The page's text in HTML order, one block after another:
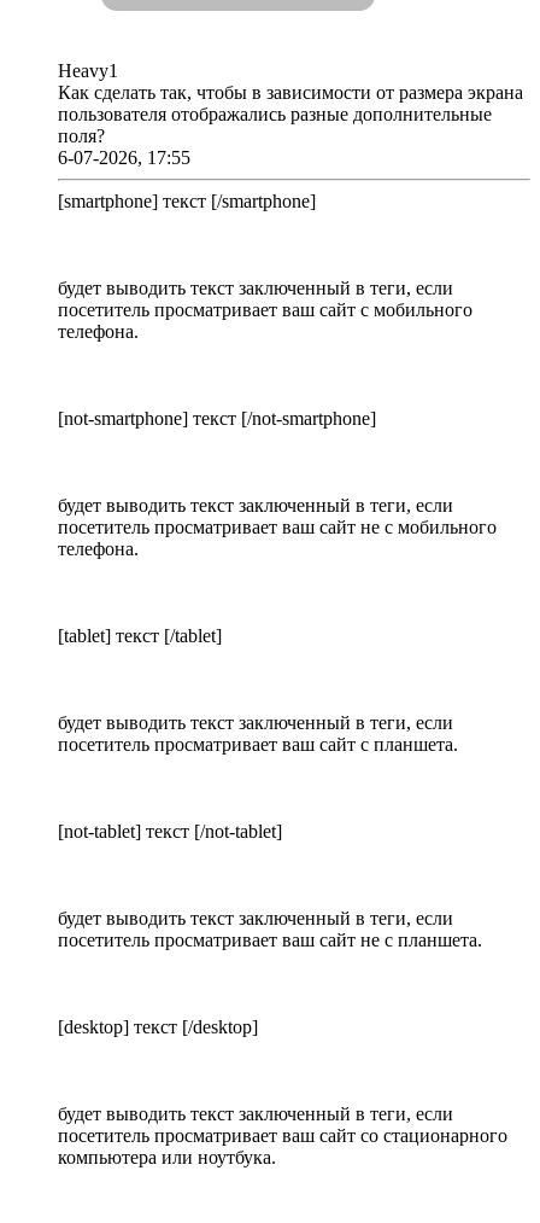
Heavy1
Как сделать так, чтобы в зависимости от размера экрана
пользователя отображались разные дополнительные
поля?
6-07-2026, 17:55
[smartphone] текст [/smartphone]
будет выводить текст заключенный в теги, если
посетитель просматривает ваш сайт с мобильного
телефона.
[not-smartphone] текст [/not-smartphone]
будет выводить текст заключенный в теги, если
посетитель просматривает ваш сайт не с мобильного
телефона.
[tablet] текст [/tablet]
будет выводить текст заключенный в теги, если
посетитель просматривает ваш сайт с планшета.
[not-tablet] текст [/not-tablet]
будет выводить текст заключенный в теги, если
посетитель просматривает ваш сайт не с планшета.
[desktop] текст [/desktop]
будет выводить текст заключенный в теги, если
посетитель просматривает ваш сайт со стационарного
компьютера или ноутбука.